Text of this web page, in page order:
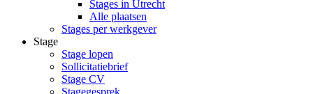
Stages in Utrecht
Alle plaatsen
Stages per werkgever
Stage
Stage lopen
Sollicitatiebrief
Stage CV
Stagegesprek